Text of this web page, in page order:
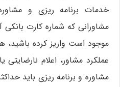
خدمات برنامه ریزی و
موجود است واریز کرده باشید،
عملکرد مشاور، اعلام